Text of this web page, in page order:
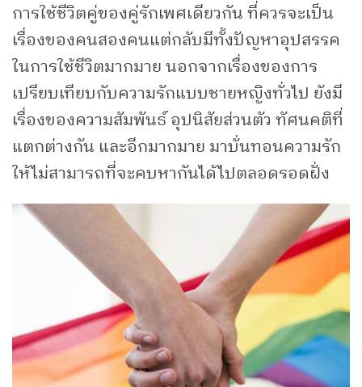
การใช้ชีวิตคู่ของคู่รักเพศเดียวกัน ที่ควรจะเป็น
เรื่องของคนสองคนแต่กลับมีทั้งปัญหาอุปสรรค
ในการใช้ชีวิตมากมาย นอกจากเรื่องของการ
เปรียบเทียบกับความรักแบบชายหญิงทั่วไป ยังมี
เรื่องของความสัมพันธ์ อุปนิสัยส่วนตัว ทัศนคติที่
แตกต่างกัน และอีกมากมาย มาบั่นทอนความรัก
ให้ไม่สามารถที่จะคบหากันได้ไปตลอดรอดฝั่ง